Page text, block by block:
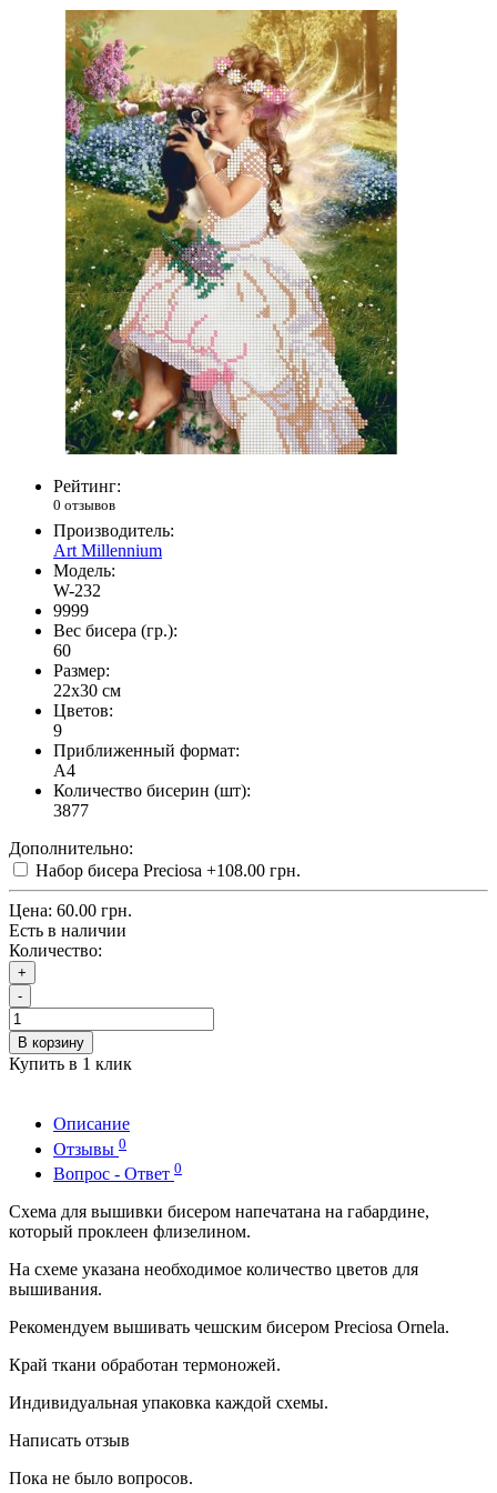
Рейтинг:
0 отзывов
Производитель:
Art Millennium
Модель:
W-232
9999
Вес бисера (гр.):
60
Размер:
22x30 см
Цветов:
9
Приближенный формат:
A4
Количество бисерин (шт):
3877
Дополнительно:
Набор бисера Preciosa +108.00 грн.
Цена: 60.00 грн.
Есть в наличии
Количество:
+
-
В корзину
Купить в 1 клик
Описание
Отзывы 0
Вопрос - Ответ 0
Схема для вышивки бисером напечатана на габардине,
который проклеен флизелином.
На схеме указана необходимое количество цветов для
вышивания.
Рекомендуем вышивать чешским бисером Preciosa Ornela.
Край ткани обработан термоножей.
Индивидуальная упаковка каждой схемы.
Написать отзыв
Пока не было вопросов.